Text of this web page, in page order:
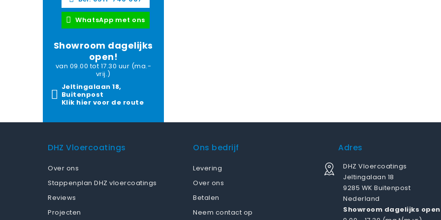
WhatsApp met ons
Showroom dagelijks
open!
van 09.00 tot 17.30 uur (ma.-
vrij.)
Jeltingalaan 18,
Buitenpost
Klik hier voor de route
DHZ Vloercoatings
Over ons
Stappenplan DHZ vloercoatings
Reviews
Projecten
Ons bedrijf
Levering
Over ons
Betalen
Neem contact op
Adres
DHZ Vloercoatings
Jeltingalaan 18
9285 WK Buitenpost
Nederland
Showroom dagelijks